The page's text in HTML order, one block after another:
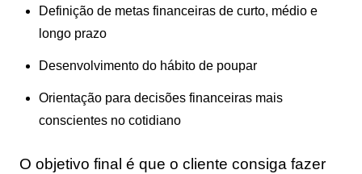
Definição de metas financeiras de curto, médio e
longo prazo
Desenvolvimento do hábito de poupar
Orientação para decisões financeiras mais
conscientes no cotidiano
O objetivo final é que o cliente consiga fazer